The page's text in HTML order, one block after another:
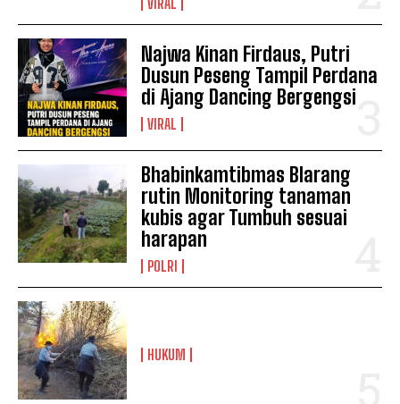
Najwa Kinan Firdaus, Putri
Dusun Peseng Tampil Perdana
di Ajang Dancing Bergengsi
VIRAL
Bhabinkamtibmas Blarang
rutin Monitoring tanaman
kubis agar Tumbuh sesuai
harapan
POLRI
HUKUM